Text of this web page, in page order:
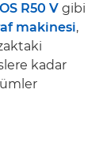
R50 V gibi
makinesi,
kadar